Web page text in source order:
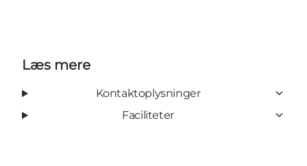
Læs mere
Kontaktoplysninger
Faciliteter